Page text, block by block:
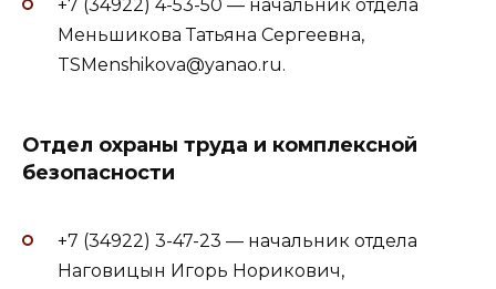
+7 (34922) 4-53-50 — начальник отдела
Меньшикова Татьяна Сергеевна,
TSMenshikova@yanao.ru.
Отдел охраны труда и комплексной
безопасности
+7 (34922) 3-47-23 — начальник отдела
Наговицын Игорь Норикович,